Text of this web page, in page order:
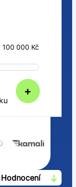
+
100 000 Kč
›
Hodnocení